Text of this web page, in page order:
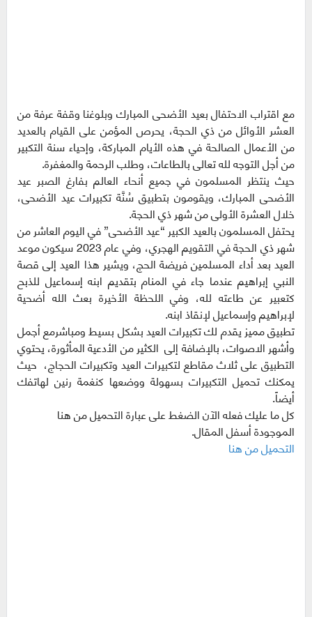
مع اقتراب الاحتفال بعيد الأضحى المبارك وبلوغنا وقفة عرفة من
العشر الأوائل من ذي الحجة، يحرص المؤمن على القيام بالعديد
من الأعمال الصالحة في هذه الأيام المباركة، وإحياء سنة التكبير
من أجل التوجه لله تعالى بالطاعات، وطلب الرحمة والمغفرة.
حيث ينتظر المسلمون في جميع أنحاء العالم بفارغ الصبر عيد
الأضحى المبارك، ويقومون بتطبيق سُنَّة تكبيرات عيد الأضحى،
خلال العشرة الأولى من شهر ذي الحجة.
يحتفل المسلمون بالعيد الكبير “عيد الأضحى” في اليوم العاشر من
شهر ذي الحجة في التقويم الهجري، وفي عام 2023 سيكون موعد
العيد بعد أداء المسلمين فريضة الحج، ويشير هذا العيد إلى قصة
النبي إبراهيم عندما جاء في المنام بتقديم ابنه إسماعيل للذبح
كتعبير عن طاعته لله، وفي اللحظة الأخيرة بعث الله أضحية
لإبراهيم وإسماعيل لإنقاذ ابنه.
تطبيق مميز يقدم لك تكبيرات العيد بشكل بسيط ومباشرمع أجمل
وأشهر الاصوات، بالإضافة إلى الكثير من الأدعية المأثورة، يحتوي
التطبيق على ثلاث مقاطع لتكبيرات العيد وتكبيرات الحجاج، حيث
يمكنك تحميل التكبيرات بسهولة ووضعها كنغمة رنين لهاتفك
أيضاً.
كل ما عليك فعله الآن الضغط على عبارة التحميل من هنا
الموجودة أسفل المقال.
التحميل من هنا